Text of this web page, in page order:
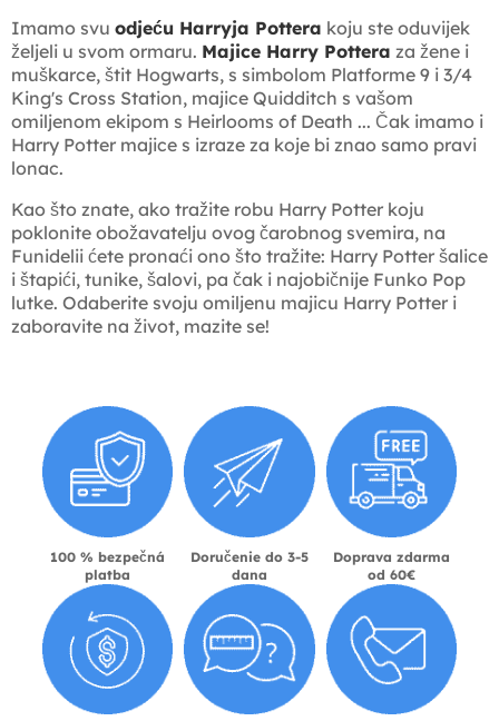
Imamo svu odjeću Harryja Pottera koju ste oduvijek
željeli u svom ormaru. Majice Harry Pottera za žene i
muškarce, štit Hogwarts, s simbolom Platforme 9 i 3/4
King's Cross Station, majice Quidditch s vašom
omiljenom ekipom s Heirlooms of Death ... Čak imamo i
Harry Potter majice s izraze za koje bi znao samo pravi
lonac.
Kao što znate, ako tražite robu Harry Potter koju
poklonite obožavatelju ovog čarobnog svemira, na
Funidelii ćete pronaći ono što tražite: Harry Potter šalice
i štapići, tunike, šalovi, pa čak i najobičnije Funko Pop
lutke. Odaberite svoju omiljenu majicu Harry Potter i
zaboravite na život, mazite se!
100 % bezpečná
platba
Doručenie do 3-5
dana
Doprava zdarma
od 60€